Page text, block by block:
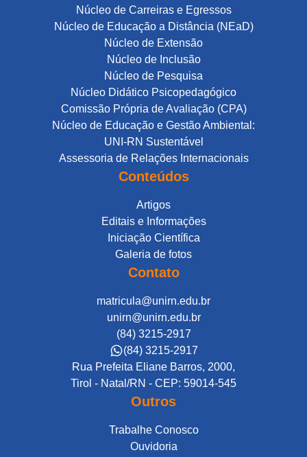
Núcleo de Carreiras e Egressos
Núcleo de Educação a Distância (NEaD)
Núcleo de Extensão
Núcleo de Inclusão
Núcleo de Pesquisa
Núcleo Didático Psicopedagógico
Comissão Própria de Avaliação (CPA)
Núcleo de Educação e Gestão Ambiental:
UNI-RN Sustentável
Assessoria de Relações Internacionais
Conteúdos
Artigos
Editais e Informações
Iniciação Científica
Galeria de fotos
Contato
matricula@unirn.edu.br
unirn@unirn.edu.br
(84) 3215-2917
(84) 3215-2917
Rua Prefeita Eliane Barros, 2000,
Tirol - Natal/RN - CEP: 59014-545
Outros
Trabalhe Conosco
Ouvidoria